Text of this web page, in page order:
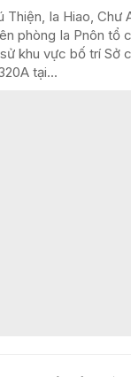
Thiện, Ia Hiao, Chư
phòng Ia Pnôn tổ
khu vực bố trí Sở
tại...